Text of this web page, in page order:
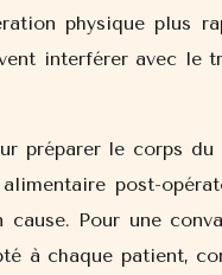
physique plus
interférer avec le
préparer le corps du
post-
Pour une
à chaque patient,